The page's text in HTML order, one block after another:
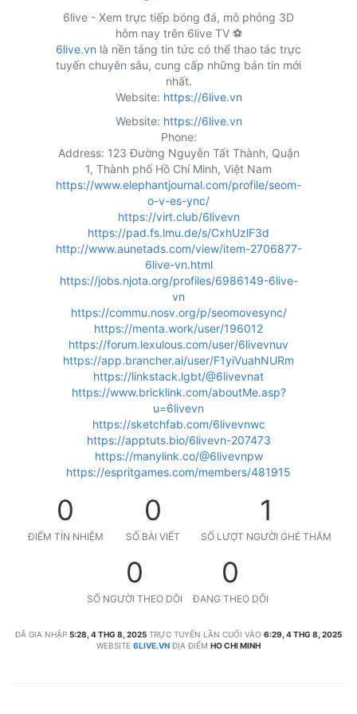
6live - Xem trực tiếp bóng đá, mô phỏng 3D
hôm nay trên 6live TV ⚽
6live.vn là nền tảng tin tức có thể thao tác trực
tuyến chuyên sâu, cung cấp những bản tin mới
nhất.
Website: https://6live.vn
Website: https://6live.vn
Phone:
Address: 123 Đường Nguyễn Tất Thành, Quận
1, Thành phố Hồ Chí Minh, Việt Nam
https://www.elephantjournal.com/profile/seom-
o-v-es-ync/
https://virt.club/6livevn
https://pad.fs.lmu.de/s/CxhUzlF3d
http://www.aunetads.com/view/item-2706877-
6live-vn.html
https://jobs.njota.org/profiles/6986149-6live-
vn
https://commu.nosv.org/p/seomovesync/
https://menta.work/user/196012
https://forum.lexulous.com/user/6livevnuv
https://app.brancher.ai/user/F1yiVuahNURm
https://linkstack.lgbt/@6livevnat
https://www.bricklink.com/aboutMe.asp?
u=6livevn
https://sketchfab.com/6livevnwc
https://apptuts.bio/6livevn-207473
https://manylink.co/@6livevnpw
https://espritgames.com/members/481915
0
ĐIỂM TÍN NHIỆM
0
SỐ BÀI VIẾT
1
SỐ LƯỢT NGƯỜI GHÉ THĂM
0
SỐ NGƯỜI THEO DÕI
0
ĐANG THEO DÕI
ĐÃ GIA NHẬP 5:28, 4 THG 8, 2025 TRỰC TUYẾN LẦN CUỐI VÀO 6:29, 4 THG 8, 2025
WEBSITE 6LIVE.VN ĐỊA ĐIỂM HO CHI MINH